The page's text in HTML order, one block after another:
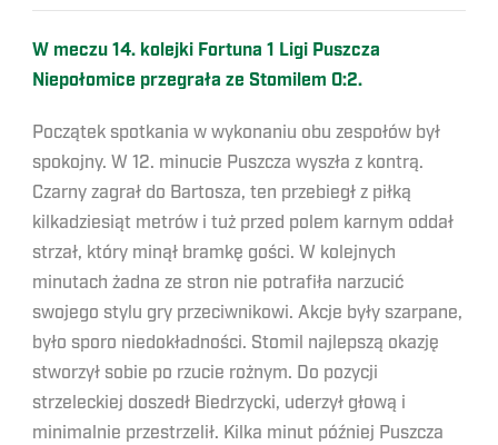
W meczu 14. kolejki Fortuna 1 Ligi Puszcza
Niepołomice przegrała ze Stomilem 0:2.
Początek spotkania w wykonaniu obu zespołów był
spokojny. W 12. minucie Puszcza wyszła z kontrą.
Czarny zagrał do Bartosza, ten przebiegł z piłką
kilkadziesiąt metrów i tuż przed polem karnym oddał
strzał, który minął bramkę gości. W kolejnych
minutach żadna ze stron nie potrafiła narzucić
swojego stylu gry przeciwnikowi. Akcje były szarpane,
było sporo niedokładności. Stomil najlepszą okazję
stworzył sobie po rzucie rożnym. Do pozycji
strzeleckiej doszedł Biedrzycki, uderzył głową i
minimalnie przestrzelił. Kilka minut później Puszcza